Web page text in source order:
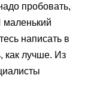
пробовать,
маленький
написать в
как лучше. Из